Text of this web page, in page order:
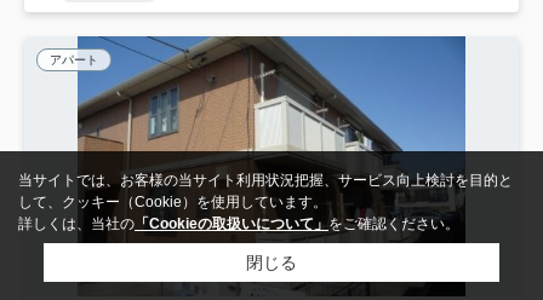
アパート
当サイトでは、お客様の当サイト利用状況把握、サービス向上検討を目的と
して、クッキー（Cookie）を使用しています。
詳しくは、当社の 「Cookieの取扱いについて」 をご確認ください。
閉じる